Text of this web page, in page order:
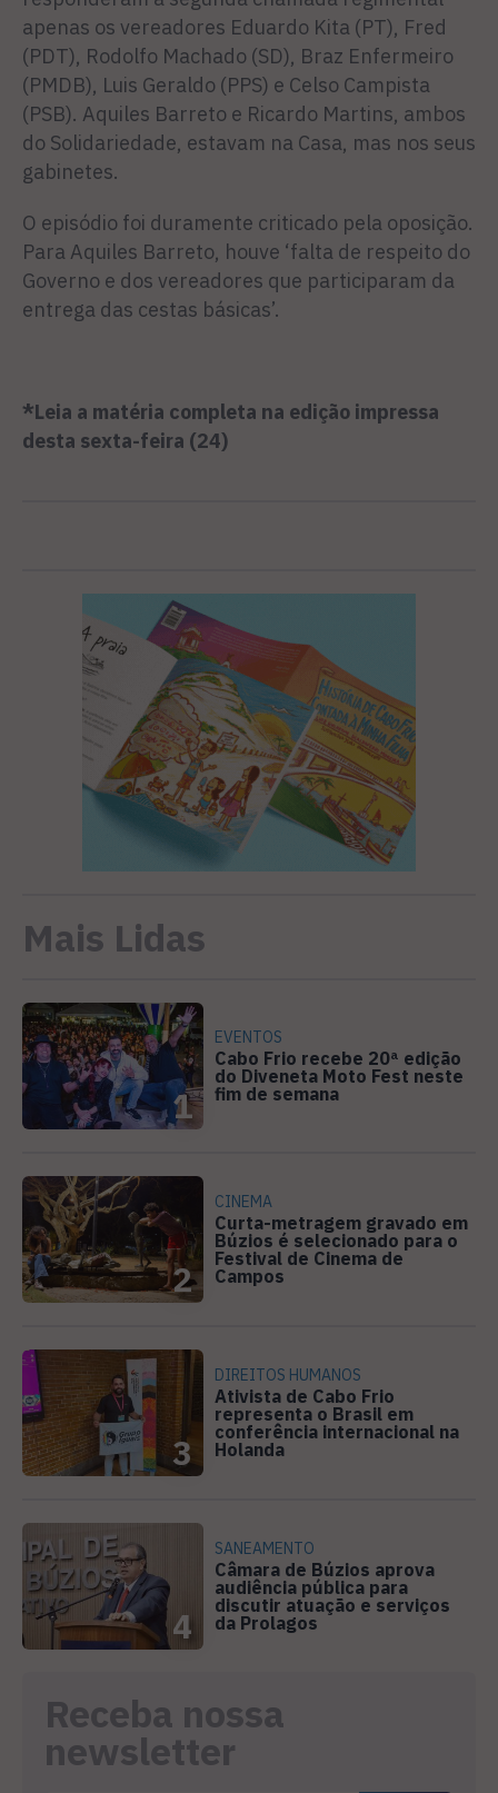
apenas os vereadores Eduardo Kita (PT), Fred
(PDT), Rodolfo Machado (SD), Braz Enfermeiro
(PMDB), Luis Geraldo (PPS) e Celso Campista
(PSB). Aquiles Barreto e Ricardo Martins, am­bos
do Solidariedade, estavam na Casa, mas nos seus
gabinetes.
O episódio foi duramente criticado pela oposição.
Para Aquiles Barreto, houve ‘falta de respeito do
Governo e dos vere­adores que participaram da
entrega das cestas básicas’.
*Leia a matéria completa na edição impressa
desta sexta-feira (24)
Mais Lidas
1
EVENTOS
Cabo Frio recebe 20ª edição
do Diveneta Moto Fest neste
fim de semana
2
CINEMA
Curta-metragem gravado em
Búzios é selecionado para o
Festival de Cinema de
Campos
3
DIREITOS HUMANOS
Ativista de Cabo Frio
representa o Brasil em
conferência internacional na
Holanda
4
SANEAMENTO
Câmara de Búzios aprova
audiência pública para
discutir atuação e serviços
da Prolagos
Receba nossa
newsletter